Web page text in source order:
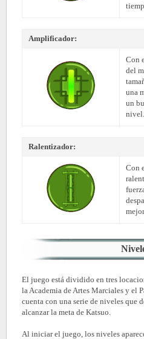
Amplificador:
Con
del
una
un
nivel.
Ralentizador:
Con
El juego está dividido en tres
la Academia de Artes Marciales y el
cuenta con una serie de niveles que
alcanzar la meta de Katsuo.
Al iniciar el juego, los niveles